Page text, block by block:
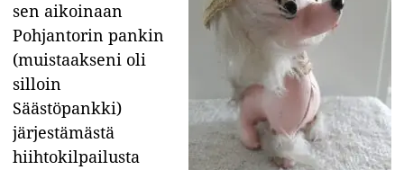
sen aikoinaan
Pohjantorin pankin
(muistaakseni oli
silloin
Säästöpankki)
järjestämästä
hiihtokilpailusta